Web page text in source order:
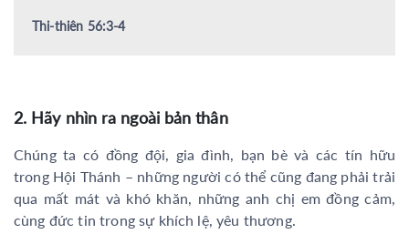
Thi-thiên 56:3-4
2. Hãy nhìn ra ngoài bản thân
Chúng ta có đồng đội, gia đình, bạn bè và các tín hữu
trong Hội Thánh – những người có thể cũng đang phải trải
qua mất mát và khó khăn, những anh chị em đồng cảm,
cùng đức tin trong sự khích lệ, yêu thương.